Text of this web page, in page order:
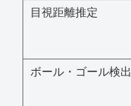
目視距離推定
ボール・ゴール検出